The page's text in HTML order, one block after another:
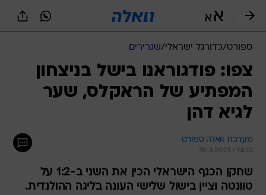
ספורט/כדורגל ישראלי/שגרירים
צפו: פודגוראנו בישל בניצחון
המפתיע של הראקלס, שער
לגיא דהן
מערכת וואלה ספורט
30.3.2025 / 14:10
שחקן הכנף הישראלי הכין את השני ב-1:2 על
טוונטה וציין בישול שלישי העונה בליגה ההולנדית.